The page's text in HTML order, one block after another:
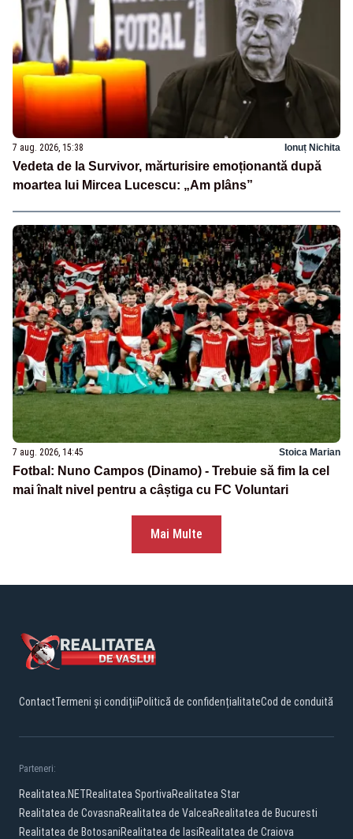
7 aug. 2026, 15:38 Ionuț Nichita
Vedeta de la Survivor, mărturisire emoționantă după
moartea lui Mircea Lucescu: „Am plâns”
7 aug. 2026, 14:45 Stoica Marian
Fotbal: Nuno Campos (Dinamo) - Trebuie să fim la cel
mai înalt nivel pentru a câștiga cu FC Voluntari
Mai Multe
ContactTermeni și condițiiPolitică de confidențialitateCod de conduită
Parteneri:
Realitatea.NETRealitatea SportivaRealitatea Star
Realitatea de CovasnaRealitatea de ValceaRealitatea de Bucuresti
Realitatea de BotosaniRealitatea de IasiRealitatea de Craiova